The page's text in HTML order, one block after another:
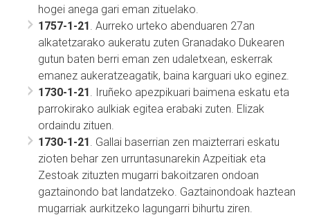
hogei anega gari eman zituelako.
1757-1-21 . Aurreko urteko abenduaren 27an
alkatetzarako aukeratu zuten Granadako Dukearen
gutun baten berri eman zen udaletxean, eskerrak
emanez aukeratzeagatik, baina karguari uko eginez.
1730-1-21
. Iruñeko apezpikuari baimena eskatu eta
parrokirako aulkiak egitea erabaki zuten. Elizak
ordaindu zituen.
1730-1-21 . Gallai baserrian zen maizterrari eskatu
zioten behar zen urruntasunarekin Azpeitiak eta
Zestoak zituzten mugarri bakoitzaren ondoan
gaztainondo bat landatzeko. Gaztainondoak haztean
mugarriak aurkitzeko lagungarri bihurtu ziren.